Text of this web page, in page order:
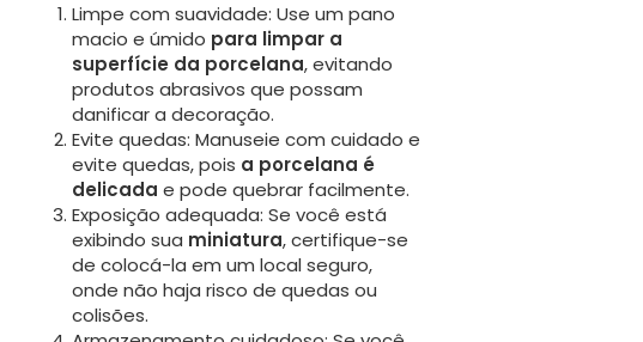
Limpe com suavidade: Use um pano
macio e úmido para limpar a
superfície da porcelana, evitando
produtos abrasivos que possam
danificar a decoração.
Evite quedas: Manuseie com cuidado e
evite quedas, pois a porcelana é
delicada e pode quebrar facilmente.
Exposição adequada: Se você está
exibindo sua miniatura, certifique-se
de colocá-la em um local seguro,
onde não haja risco de quedas ou
colisões.